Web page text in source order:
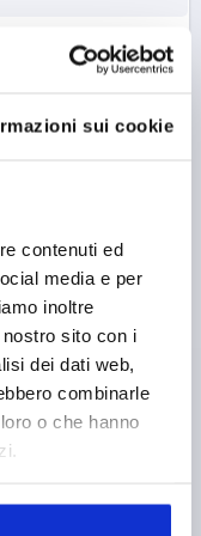
sui cookie
contenuti ed
media e per
inoltre
sito con i
dei dati web,
combinarle
o che hanno
CLAMP MODU
BN=8
FORM=C
A=20
A1=9
H1=44
H2=8